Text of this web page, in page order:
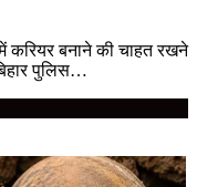
करियर बनाने की चाहत रखने
पुलिस…